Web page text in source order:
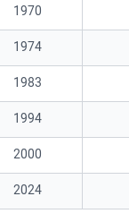
1970
1974
1983
1994
2000
2024